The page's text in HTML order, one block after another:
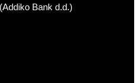
Bank d.d.)